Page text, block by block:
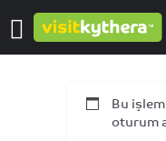
Bu
oturum